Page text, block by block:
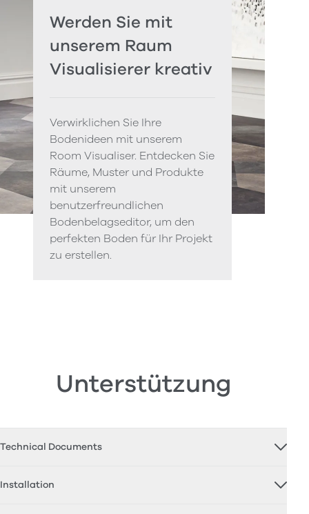
Werden Sie mit
unserem Raum
Visualisierer kreativ
Verwirklichen Sie Ihre
Bodenideen mit unserem
Room Visualiser. Entdecken Sie
Räume, Muster und Produkte
mit unserem
benutzerfreundlichen
Bodenbelagseditor, um den
perfekten Boden für Ihr Projekt
zu erstellen.
Unterstützung
Technical Documents
Installation